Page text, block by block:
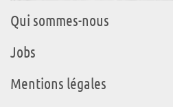
Qui sommes-nous
Jobs
Mentions légales